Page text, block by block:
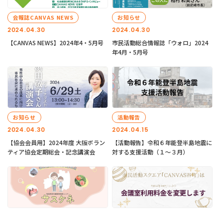
2024.04.30
会報誌CANVAS NEWS
【CANVAS NEWS】2024年4・5月号
2024.04.30
お知らせ
市民活動総合情報誌「ウォロ」2024
年4月・5月号
2024.04.30
お知らせ
【協会会員用】2024年度 大阪ボラン
ティア協会定期総会・記念講演会
2024.04.15
活動報告
【活動報告】令和６年能登半島地震に
対する支援活動（１〜３月）